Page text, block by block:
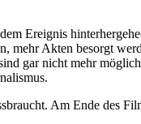
Ereignis
mehr Akten besorgt
gar nicht mehr
Am Ende des